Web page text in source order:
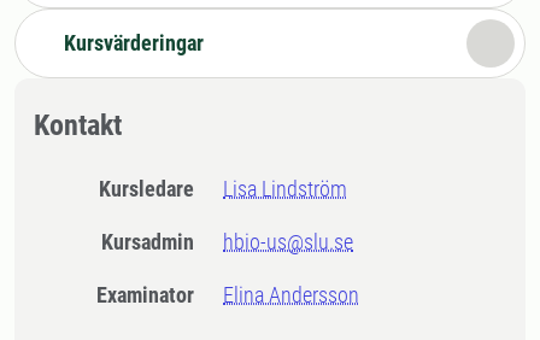
Kursvärderingar
Kontakt
Kursledare Lisa Lindström
Kursadmin hbio-us@slu.se
Examinator Elina Andersson